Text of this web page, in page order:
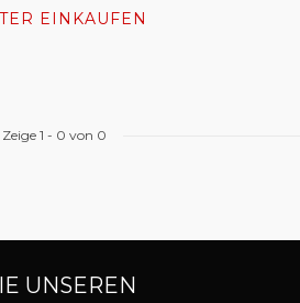
EINKAUFEN
Zeige 1 - 0 von 0
UNSEREN